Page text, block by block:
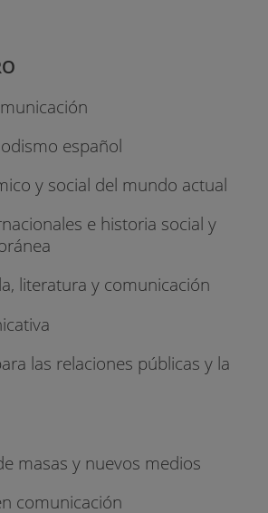
español
y social del mundo actual
e historia social y
literatura y comunicación
las relaciones públicas y la
masas y nuevos medios
comunicación